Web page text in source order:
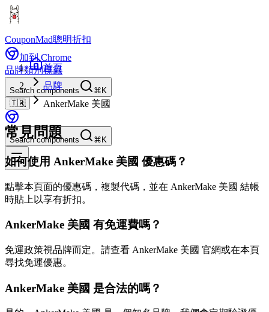
CouponMad聰明折扣
加到 Chrome
品牌類別標籤
Search components
⌘K
🇹🇼
Search components ⌘K
首頁
品牌
AnkerMake 美國
常見問題
如何使用 AnkerMake 美國 優惠碼？
點擊本頁面的優惠碼，複製代碼，並在 AnkerMake 美國 結帳
時貼上以享有折扣。
AnkerMake 美國 有免運費嗎？
免運政策視品牌而定。請查看 AnkerMake 美國 官網或在本頁
尋找免運優惠。
AnkerMake 美國 是合法的嗎？